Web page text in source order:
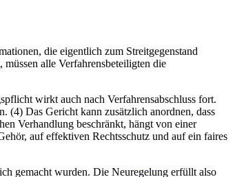
die eigentlich zum Streitgegenstand
alle Verfahrensbeteiligten die
wirkt auch nach Verfahrensabschluss fort.
(4) Das Gericht kann zusätzlich anordnen, dass
Verhandlung beschränkt, hängt von einer
auf effektiven Rechtsschutz und auf ein faires
gemacht wurden. Die Neuregelung erfüllt also